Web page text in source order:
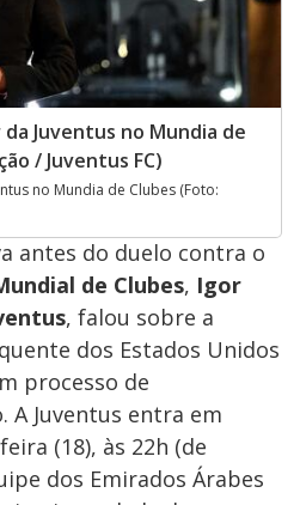
Juventus no Mundia de
/ Juventus FC)
no Mundia de Clubes (Foto:
antes do duelo contra o
de Clubes, Igor
, falou sobre a
dos Estados Unidos
processo de
A Juventus entra em
(18), às 22h (de
dos Emirados Árabes